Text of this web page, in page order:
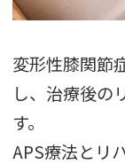
変形性膝関節
し、治療後の
す。
APS療法とリ